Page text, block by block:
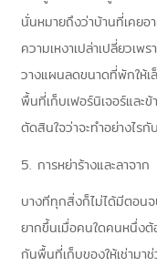
นั่นหมายถึงว่าบ้านที่เคย
ความเหงาเปล่าเปลี่ยวเพ
วางแผนลดขนาดที่พักให้เ
พื้นที่เก็บเฟอร์นิเจอร์และข้
ตัดสินใจว่าจะทำอย่างไรกั
5. การหย่าร้างและลาจาก
บางทีทุกสิ่งก็ไม่ได้มีตอน
ยากขึ้นเมื่อคนใดคนหนึ่งต้
กันพื้นที่เก็บของให้เช่ามา